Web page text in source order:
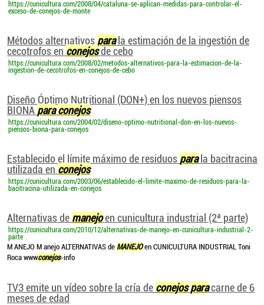
https://cunicultura.com/2008/04/cataluna-se-aplican-medidas-para-controlar-el-
exceso-de-conejos-de-monte
Métodos alternativos parala estimación de la ingestión de
cecotrofos en conejosde cebo
https://cunicultura.com/2008/02/metodos-alternativos-para-la-estimacion-de-la-
ingestion-de-cecotrofos-en-conejos-de-cebo
Diseño Óptimo Nutritional (DON+) en los nuevos piensos
BIONA para conejos
https://cunicultura.com/2004/02/diseno-optimo-nutritional-don-en-los-nuevos-
piensos-biona-para-conejos
Establecido el límite máximo de residuos parala bacitracina
utilizada en conejos
https://cunicultura.com/2003/06/establecido-el-limite-maximo-de-residuos-para-la-
bacitracina-utilizada-en-conejos
Alternativas de manejoen cunicultura industrial (2ª parte)
https://cunicultura.com/2010/12/alternativas-de-manejo-en-cunicultura-industrial-2-
parte
M ANEJO M anejo ALTERNATIVAS de MANEJOen CUNICULTURA INDUSTRIAL Toni
Roca wwwconejos-info
TV3 emite un vídeo sobre la cría de conejos paracarne de 6
meses de edad